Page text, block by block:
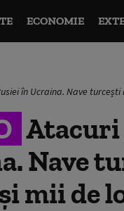
ECONOMIE
în Ucraina. Nave
Atacuri
Nave
și mii de